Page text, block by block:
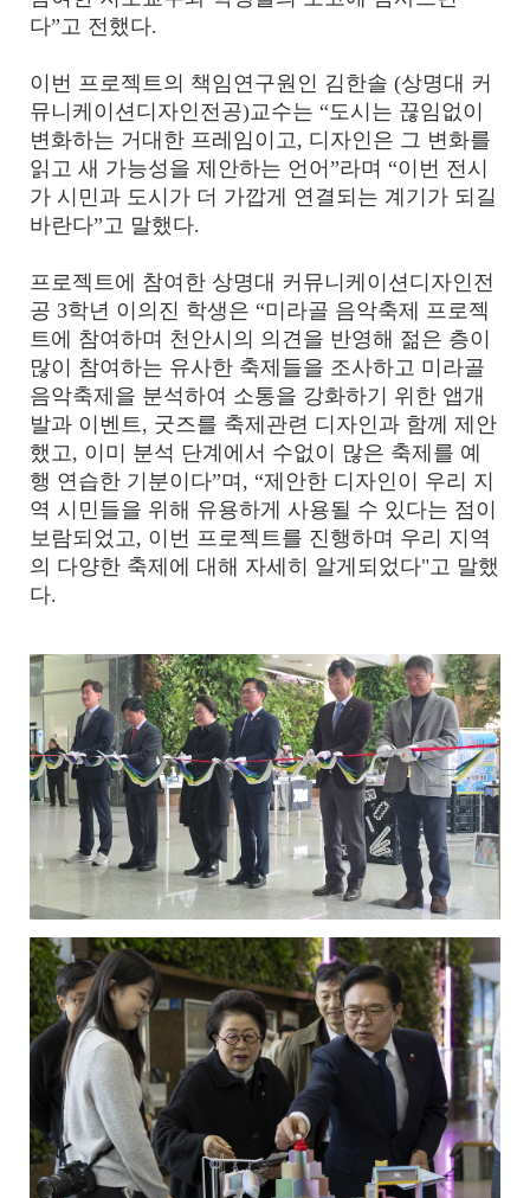
다”고 전했다.
이번 프로젝트의 책임연구원인 김한솔 (상명대 커
뮤니케이션디자인전공)교수는 “도시는 끊임없이
변화하는 거대한 프레임이고, 디자인은 그 변화를
읽고 새 가능성을 제안하는 언어”라며 “이번 전시
가 시민과 도시가 더 가깝게 연결되는 계기가 되길
바란다”고 말했다.
프로젝트에 참여한 상명대 커뮤니케이션디자인전
공 3학년 이의진 학생은 “미라골 음악축제 프로젝
트에 참여하며 천안시의 의견을 반영해 젊은 층이
많이 참여하는 유사한 축제들을 조사하고 미라골
음악축제을 분석하여 소통을 강화하기 위한 앱개
발과 이벤트, 굿즈를 축제관련 디자인과 함께 제안
했고, 이미 분석 단계에서 수없이 많은 축제를 예
행 연습한 기분이다”며, “제안한 디자인이 우리 지
역 시민들을 위해 유용하게 사용될 수 있다는 점이
보람되었고, 이번 프로젝트를 진행하며 우리 지역
의 다양한 축제에 대해 자세히 알게되었다"고 말했
다.